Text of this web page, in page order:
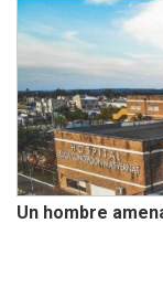
Un hombre